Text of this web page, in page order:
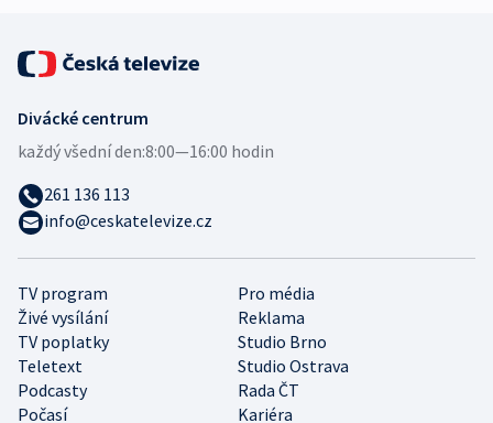
TV program
Pro média
Živé vysílání
Reklama
TV poplatky
Studio Brno
Teletext
Studio Ostrava
Podcasty
Rada ČT
Počasí
Kariéra
Divácké centrum
každý všední den:8:00—16:00 hodin
261 136 113
info@ceskatelevize.cz